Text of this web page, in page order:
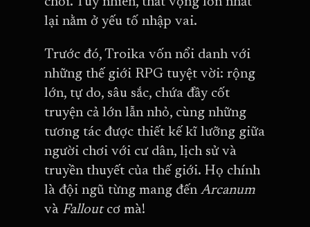
lại nằm ở yếu tố nhập vai.
Trước đó, Troika vốn nổi danh với
những thế giới RPG tuyệt vời: rộng
lớn, tự do, sâu sắc, chứa đầy cốt
truyện cả lớn lẫn nhỏ, cùng những
tương tác được thiết kế kĩ lưỡng giữa
người chơi với cư dân, lịch sử và
truyền thuyết của thế giới. Họ chính
là đội ngũ từng mang đến Arcanum
và Fallout cơ mà!